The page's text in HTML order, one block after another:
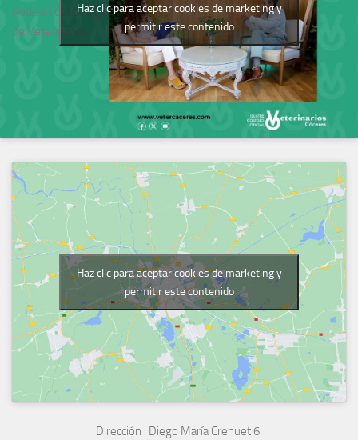
Podcast del Colegio
de Veterinarios
Haz clic para aceptar cookies de marketing y
permitir este contenido
Haz clic para aceptar cookies de marketing y
permitir este contenido
Dirección : Diego María Crehuet 6.